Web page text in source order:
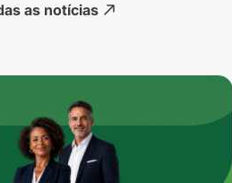
as notícias